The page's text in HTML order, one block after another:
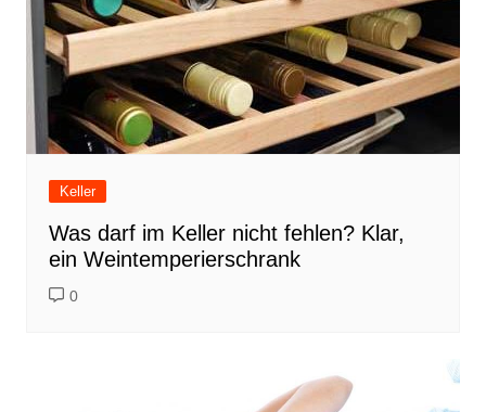
Keller
Was darf im Keller nicht fehlen? Klar,
ein Weintemperierschrank
0